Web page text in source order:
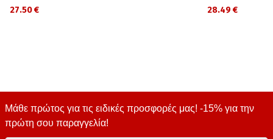
27.50 € 28.49 €
Μάθε πρώτος για τις ειδικές προσφορές μας! -15% για την
πρώτη σου παραγγελία!